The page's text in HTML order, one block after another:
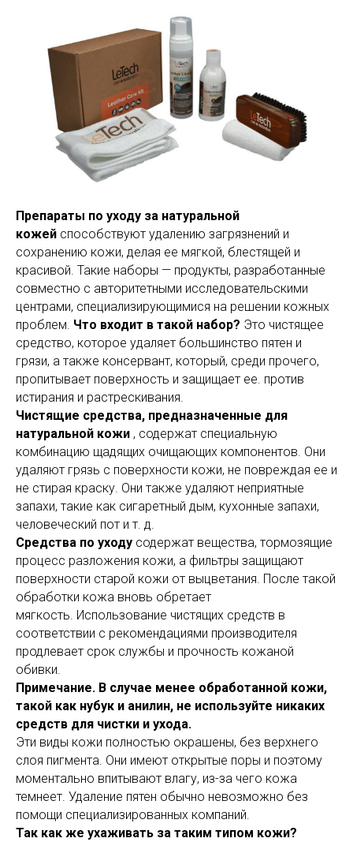
Препараты по уходу за натуральной
кожей способствуют удалению загрязнений и
сохранению кожи, делая ее мягкой, блестящей и
красивой. Такие наборы — продукты, разработанные
совместно с авторитетными исследовательскими
центрами, специализирующимися на решении кожных
проблем. Что входит в такой набор? Это чистящее
средство, которое удаляет большинство пятен и
грязи, а также консервант, который, среди прочего,
пропитывает поверхность и защищает ее. против
истирания и растрескивания.
Чистящие средства, предназначенные для
натуральной кожи , содержат специальную
комбинацию щадящих очищающих компонентов. Они
удаляют грязь с поверхности кожи, не повреждая ее и
не стирая краску. Они также удаляют неприятные
запахи, такие как сигаретный дым, кухонные запахи,
человеческий пот и т. д.
Средства по уходу содержат вещества, тормозящие
процесс разложения кожи, а фильтры защищают
поверхности старой кожи от выцветания. После такой
обработки кожа вновь обретает
мягкость. Использование чистящих средств в
соответствии с рекомендациями производителя
продлевает срок службы и прочность кожаной
обивки.
Примечание. В случае менее обработанной кожи,
такой как нубук и анилин, не используйте никаких
средств для чистки и ухода.
Эти виды кожи полностью окрашены, без верхнего
слоя пигмента. Они имеют открытые поры и поэтому
моментально впитывают влагу, из-за чего кожа
темнеет. Удаление пятен обычно невозможно без
помощи специализированных компаний.
Так как же ухаживать за таким типом кожи?